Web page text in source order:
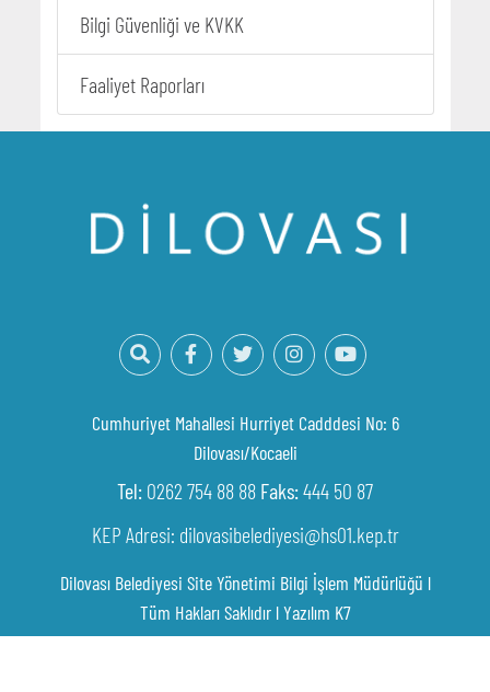
Bilgi Güvenliği ve KVKK
Faaliyet Raporları
Cumhuriyet Mahallesi Hurriyet Cadddesi No: 6
Dilovası/Kocaeli
Tel: 0262 754 88 88 Faks:444 50 87
KEP Adresi: dilovasibelediyesi@hs01.kep.tr
Dilovası Belediyesi Site Yönetimi Bilgi İşlem Müdürlüğü l
Tüm Hakları Saklıdır lYazılım K7